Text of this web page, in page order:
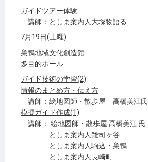
ガイドツアー体験
講師：としま案内人大塚物語る
7月19日(土曜)
巣鴨地域文化創造館
多目的ホール
ガイド技術の学習(2)
情報のまとめ方・伝え方
講師：絵地図師・散歩屋 高橋美江氏
模擬ガイド作成(1)
講師： 絵地図師・散歩屋 高橋美江 氏
としま案内人雑司ヶ谷
としま案内人駒込・巣鴨
としま案内人長崎町